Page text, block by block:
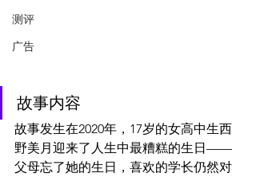
测评
广告
故事内容
故事发生在2020年，17岁的女高中生西
野美月迎来了人生中最糟糕的生日——
父母忘了她的生日，喜欢的学长仍然对